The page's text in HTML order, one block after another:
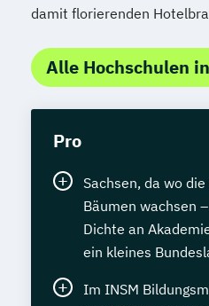
damit florierenden
Alle Hochschulen
Pro
Sachsen, da wo
Bäumen wachsen
Dichte an
ein kleines
Im INSM